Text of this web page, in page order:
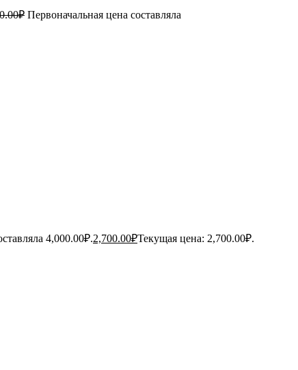
₽ Первоначальная цена составляла
4,000.00₽.2,700.00₽Текущая цена: 2,700.00₽.